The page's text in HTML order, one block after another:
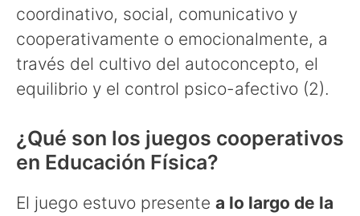
coordinativo, social, comunicativo y
cooperativamente o emocionalmente, a
través del cultivo del autoconcepto, el
equilibrio y el control psico-afectivo (2).
¿Qué son los juegos cooperativos
en Educación Física?
El juego estuvo presente a lo largo de la